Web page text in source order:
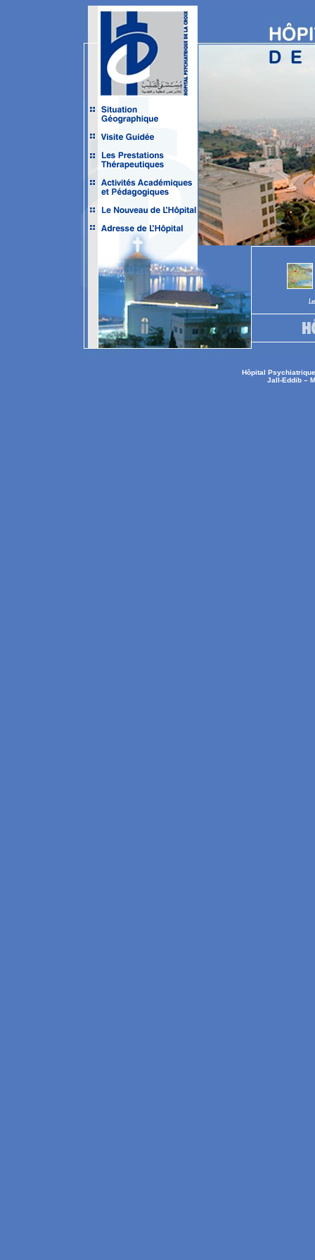
Hôpital
Jall-Eddib –